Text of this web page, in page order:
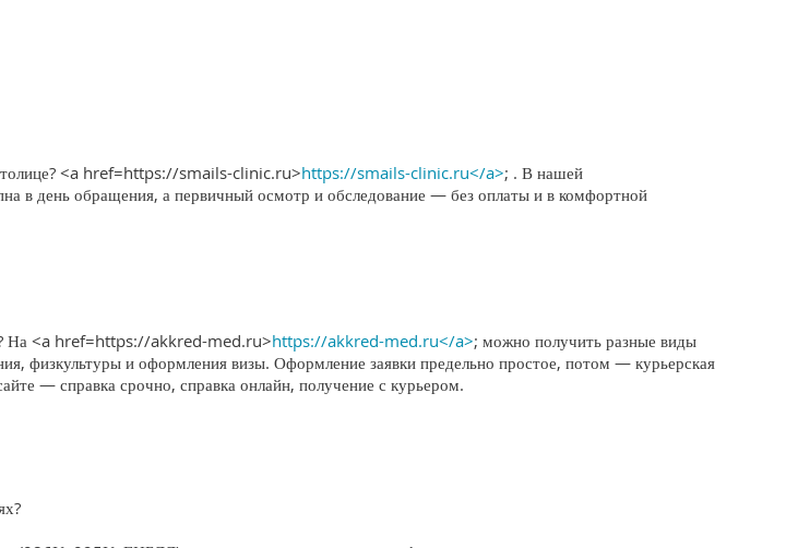
столице? <a href=https://smails-clinic.ru>https://smails-clinic.ru</a>; . В нашей
в день обращения, а первичный осмотр и обследование — без оплаты и в комфортной
На <a href=https://akkred-med.ru>https://akkred-med.ru</a>; можно получить разные виды
физкультуры и оформления визы. Оформление заявки предельно простое, потом — курьерская
— справка срочно, справка онлайн, получение с курьером.